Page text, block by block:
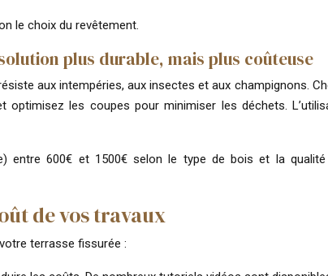
le choix du revêtement.
plus durable, mais plus coûteuse
aux intempéries, aux insectes et aux champignons.
les coupes pour minimiser les déchets.
600€ et 1500€ selon le type de bois et la
de vos travaux
terrasse fissurée :